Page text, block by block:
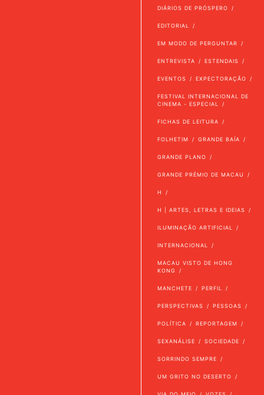
DIÁRIOS DE PRÓSPERO
EDITORIAL
EM MODO DE PERGUNTAR
ENTREVISTA ESTENDAIS
EVENTOS EXPECTORAÇÃO
FESTIVAL INTERNACIONAL DE
CINEMA - ESPECIAL
FICHAS DE LEITURA
FOLHETIM GRANDE BAÍA
GRANDE PLANO
GRANDE PRÉMIO DE MACAU
H
H | ARTES, LETRAS E IDEIAS
ILUMINAÇÃO ARTIFICIAL
INTERNACIONAL
MACAU VISTO DE HONG
KONG
MANCHETE PERFIL
PERSPECTIVAS PESSOAS
POLÍTICA REPORTAGEM
SEXANÁLISE SOCIEDADE
SORRINDO SEMPRE
UM GRITO NO DESERTO